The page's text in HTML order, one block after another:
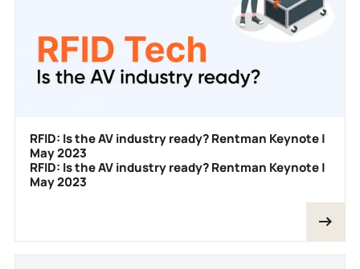
RFID: Is the AV industry ready? Rentman Keynote |
May 2023
RFID: Is the AV industry ready? Rentman Keynote |
May 2023